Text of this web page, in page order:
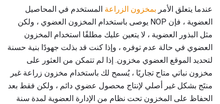
عندما يتعلق الأمر بمخزون الزراعة المستخدم في المحاصيل
العضوية ، فإن NOP يوصى باستخدام المخزون العضوي ، ولكن
مثل البذور العضوية ، لا يتعين عليك مطلقًا استخدام المخزون
العضوي في حالة عدم توفره ، وإذا كنت قد بذلت جهودًا بنية حسنة
لتحديد الموقع العضوي مخزون. إذا لم تتمكن من العثور على
مخزون نباتي متاح تجاريًا ، يُسمح لك باستخدام مخزون زراعة غير
منتَج بشكل غير أصلي لإنتاج محصول عضوي دائم ، ولكن فقط بعد
الحفاظ على المخزون تحت نظام من الإدارة العضوية لمدة سنة